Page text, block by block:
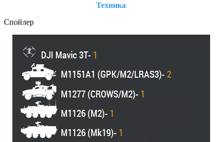
Техника
Спойлер